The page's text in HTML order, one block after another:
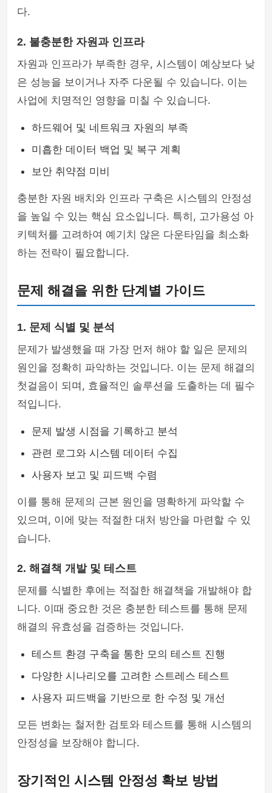
다.
2. 불충분한 자원과 인프라
자원과 인프라가 부족한 경우, 시스템이 예상보다 낮
은 성능을 보이거나 자주 다운될 수 있습니다. 이는
사업에 치명적인 영향을 미칠 수 있습니다.
하드웨어 및 네트워크 자원의 부족
미흡한 데이터 백업 및 복구 계획
보안 취약점 미비
충분한 자원 배치와 인프라 구축은 시스템의 안정성
을 높일 수 있는 핵심 요소입니다. 특히, 고가용성 아
키텍처를 고려하여 예기치 않은 다운타임을 최소화
하는 전략이 필요합니다.
문제 해결을 위한 단계별 가이드
1. 문제 식별 및 분석
문제가 발생했을 때 가장 먼저 해야 할 일은 문제의
원인을 정확히 파악하는 것입니다. 이는 문제 해결의
첫걸음이 되며, 효율적인 솔루션을 도출하는 데 필수
적입니다.
문제 발생 시점을 기록하고 분석
관련 로그와 시스템 데이터 수집
사용자 보고 및 피드백 수렴
이를 통해 문제의 근본 원인을 명확하게 파악할 수
있으며, 이에 맞는 적절한 대처 방안을 마련할 수 있
습니다.
2. 해결책 개발 및 테스트
문제를 식별한 후에는 적절한 해결책을 개발해야 합
니다. 이때 중요한 것은 충분한 테스트를 통해 문제
해결의 유효성을 검증하는 것입니다.
테스트 환경 구축을 통한 모의 테스트 진행
다양한 시나리오를 고려한 스트레스 테스트
사용자 피드백을 기반으로 한 수정 및 개선
모든 변화는 철저한 검토와 테스트를 통해 시스템의
안정성을 보장해야 합니다.
장기적인 시스템 안정성 확보 방법